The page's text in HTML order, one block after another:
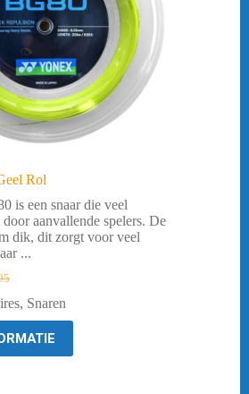
Rol
is een snaar die veel
aanvallende spelers. De
dik, dit zorgt voor veel
...
, Snaren